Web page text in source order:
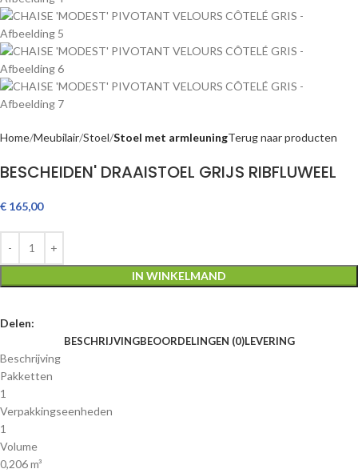
Home Meubilair Stoel Stoel met armleuningTerug naar producten
BESCHEIDEN' DRAAISTOEL GRIJS RIBFLUWEEL
€ 165,00
IN WINKELMAND
Delen:
BESCHRIJVINGBEOORDELINGEN (0)LEVERING
Beschrijving
Pakketten
1
Verpakkingseenheden
1
Volume
0,206 m³